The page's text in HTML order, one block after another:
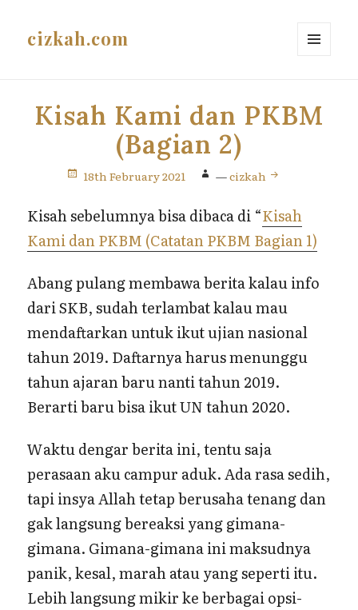
cizkah.com
Kisah Kami dan PKBM
(Bagian 2)
18th February 2021 —cizkah
Kisah sebelumnya bisa dibaca di “Kisah
Kami dan PKBM (Catatan PKBM Bagian 1)
Abang pulang membawa berita kalau info
dari SKB, sudah terlambat kalau mau
mendaftarkan untuk ikut ujian nasional
tahun 2019. Daftarnya harus menunggu
tahun ajaran baru nanti tahun 2019.
Berarti baru bisa ikut UN tahun 2020.
Waktu dengar berita ini, tentu saja
perasaan aku campur aduk. Ada rasa sedih,
tapi insya Allah tetap berusaha tenang dan
gak langsung bereaksi yang gimana-
gimana. Gimana-gimana ini maksudnya
panik, kesal, marah atau yang seperti itu.
Lebih langsung mikir ke berbagai opsi-